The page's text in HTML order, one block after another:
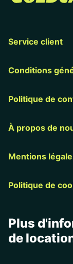
Service client
Conditions
Politique de
À propos de
Mentions
Politique de
Plus
de